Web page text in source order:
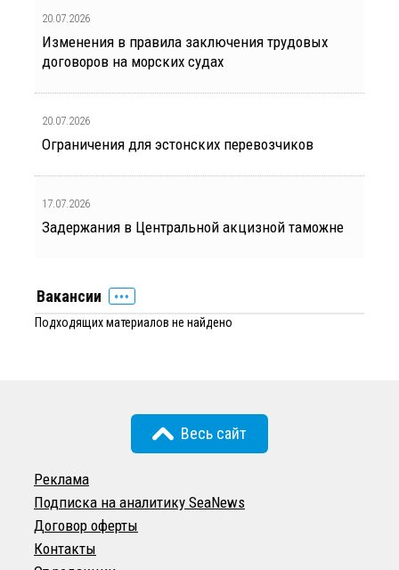
20.07.2026
Изменения в правила заключения трудовых
договоров на морских судах
20.07.2026
Ограничения для эстонских перевозчиков
17.07.2026
Задержания в Центральной акцизной таможне
Вакансии
Подходящих материалов не найдено
Весь сайт
Реклама
Подписка на аналитику SeaNews
Договор оферты
Контакты